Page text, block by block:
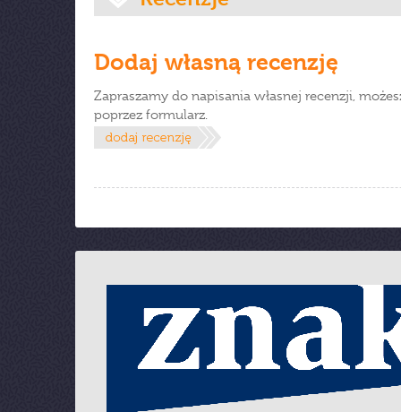
Dodaj własną recenzję
Zapraszamy do napisania własnej recenzji,
poprzez formularz.